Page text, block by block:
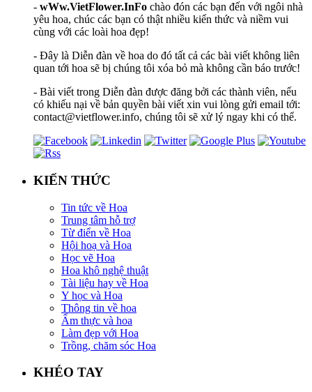
- wWw.VietFlower.InFo chào đón các bạn đến với ngôi nhà
yêu hoa, chúc các bạn có thật nhiều kiến thức và niềm vui
cùng với các loài hoa đẹp!
- Đây là Diễn đàn về hoa do đó tất cả các bài viết không liên
quan tới hoa sẽ bị chúng tôi xóa bỏ mà không cần báo trước!
- Bài viết trong Diễn đàn được đăng bởi các thành viên, nếu
có khiếu nại về bản quyền bài viết xin vui lòng gửi email tới:
contact@vietflower.info, chúng tôi sẽ xử lý ngay khi có thể.
KIẾN THỨC
Tin tức về Hoa
Trung tâm hỗ trợ
Từ điển về Hoa
Hội hoạ và Hoa
Học vẽ Hoa
Hoa khô nghệ thuật
Tài liệu hay về Hoa
Y học và Hoa
Thông tin về hoa
Ẩm thực và hoa
Làm đẹp với Hoa
Trồng, chăm sóc Hoa
KHÉO TAY